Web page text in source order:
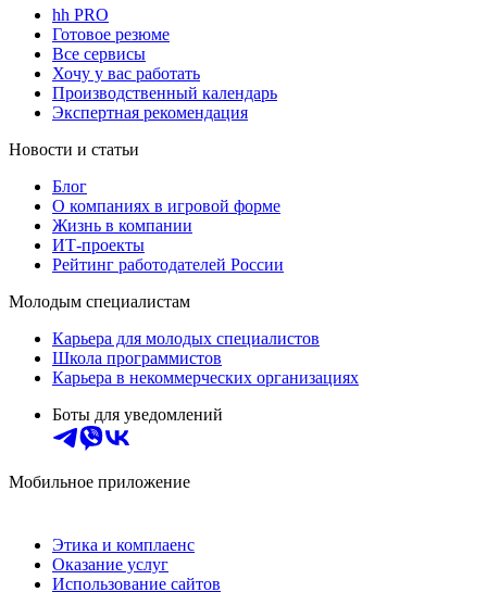
hh PRO
Готовое резюме
Все сервисы
Хочу у вас работать
Производственный календарь
Экспертная рекомендация
Новости и статьи
Блог
О компаниях в игровой форме
Жизнь в компании
ИТ-проекты
Рейтинг работодателей России
Молодым специалистам
Карьера для молодых специалистов
Школа программистов
Карьера в некоммерческих организациях
Боты для уведомлений
Мобильное приложение
Этика и комплаенс
Оказание услуг
Использование сайтов